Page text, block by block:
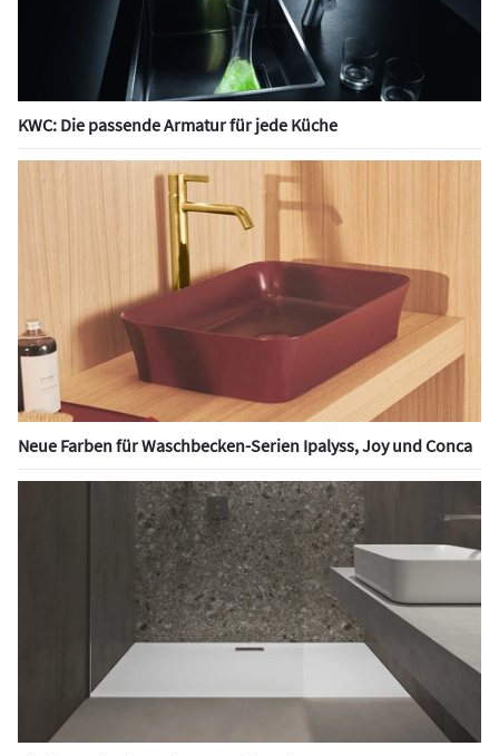
KWC: Die passende Armatur für jede Küche
Neue Farben für Waschbecken-Serien Ipalyss, Joy und Conca